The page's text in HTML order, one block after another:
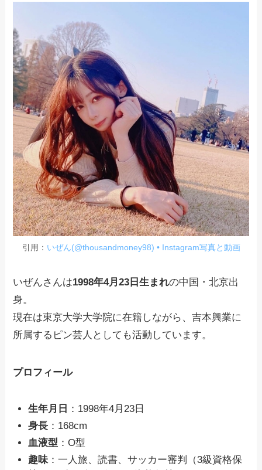
引用： いぜん(@thousandmoney98) • Instagram写真と動画
いぜんさんは1998年4月23日生まれの中国・北京出
身。
現在は東京大学大学院に在籍しながら、吉本興業に
所属するピン芸人としても活動しています。
プロフィール
生年月日 ：1998年4月23日
身長：168cm
血液型 ：O型
趣味：一人旅、読書、サッカー審判（3級資格保